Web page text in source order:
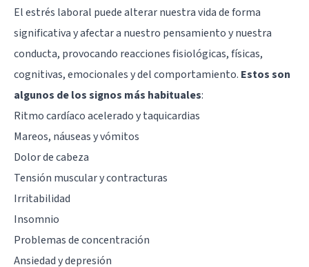
El estrés laboral puede alterar nuestra vida de forma
significativa y afectar a nuestro pensamiento y nuestra
conducta, provocando reacciones fisiológicas, físicas,
cognitivas, emocionales y del comportamiento. Estos son
algunos de los signos más habituales:
Ritmo cardíaco acelerado y taquicardias
Mareos, náuseas y vómitos
Dolor de cabeza
Tensión muscular y contracturas
Irritabilidad
Insomnio
Problemas de concentración
Ansiedad y depresión